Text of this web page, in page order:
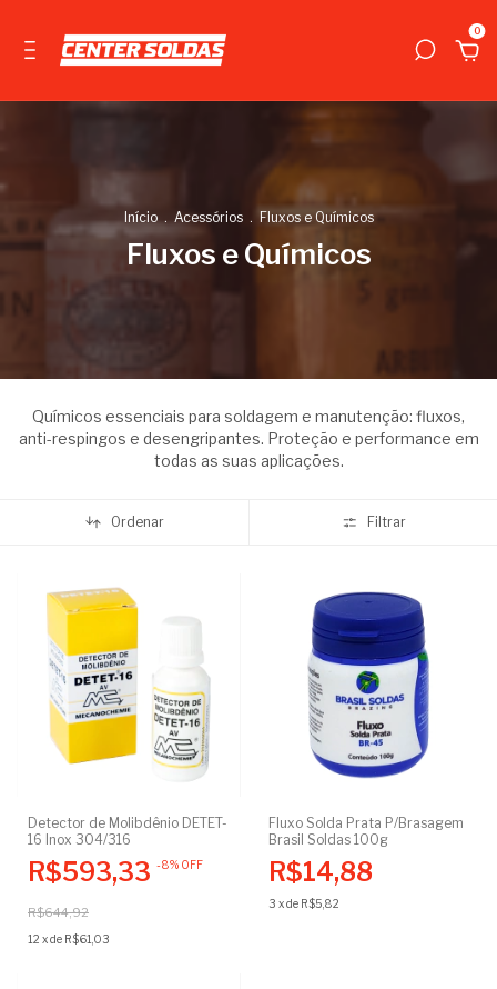
0
Início . Acessórios . Fluxos e Químicos
Fluxos e Químicos
Químicos essenciais para soldagem e manutenção: fluxos,
anti-respingos e desengripantes. Proteção e performance em
todas as suas aplicações.
Ordenar Filtrar
Detector de Molibdênio DETET-
16 Inox 304/316
R$593,33 -8% OFF
R$644,92
12 xde R$61,03
Fluxo Solda Prata P/Brasagem
Brasil Soldas 100g
R$14,88
3 xde R$5,82